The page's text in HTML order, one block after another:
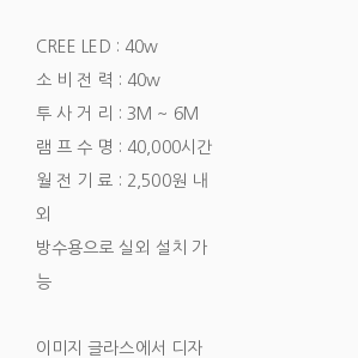
CREE LED : 40w
소 비 전 력 : 40w
투 사 거 리 : 3M ~ 6M
램 프 수 명 : 40,000시간
월 전 기 료 : 2,500원 내
외
방수용으로 실외 설치 가
능
이미지 글라스에서 디자